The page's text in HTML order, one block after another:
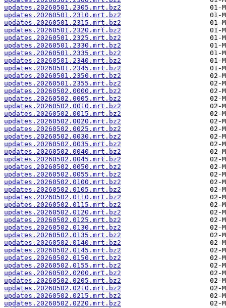
updates.20260501.2305.mrt.bz2
updates.20260501.2310.mrt.bz2
updates.20260501.2315.mrt.bz2
updates.20260501.2320.mrt.bz2
updates.20260501.2325.mrt.bz2
updates.20260501.2330.mrt.bz2
updates.20260501.2335.mrt.bz2
updates.20260501.2340.mrt.bz2
updates.20260501.2345.mrt.bz2
updates.20260501.2350.mrt.bz2
updates.20260501.2355.mrt.bz2
updates.20260502.0000.mrt.bz2
updates.20260502.0005.mrt.bz2
updates.20260502.0010.mrt.bz2
updates.20260502.0015.mrt.bz2
updates.20260502.0020.mrt.bz2
updates.20260502.0025.mrt.bz2
updates.20260502.0030.mrt.bz2
updates.20260502.0035.mrt.bz2
updates.20260502.0040.mrt.bz2
updates.20260502.0045.mrt.bz2
updates.20260502.0050.mrt.bz2
updates.20260502.0055.mrt.bz2
updates.20260502.0100.mrt.bz2
updates.20260502.0105.mrt.bz2
updates.20260502.0110.mrt.bz2
updates.20260502.0115.mrt.bz2
updates.20260502.0120.mrt.bz2
updates.20260502.0125.mrt.bz2
updates.20260502.0130.mrt.bz2
updates.20260502.0135.mrt.bz2
updates.20260502.0140.mrt.bz2
updates.20260502.0145.mrt.bz2
updates.20260502.0150.mrt.bz2
updates.20260502.0155.mrt.bz2
updates.20260502.0200.mrt.bz2
updates.20260502.0205.mrt.bz2
updates.20260502.0210.mrt.bz2
updates.20260502.0215.mrt.bz2
updates.20260502.0220.mrt.bz2